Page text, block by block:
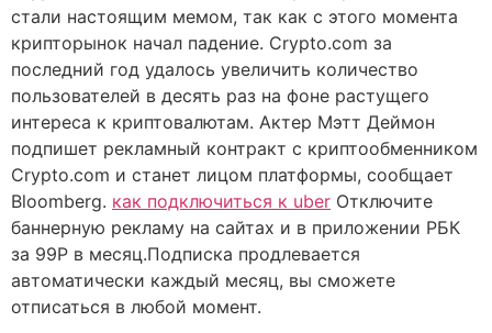
стали настоящим мемом, так как с этого момента
крипторынок начал падение. Crypto.com за
последний год удалось увеличить количество
пользователей в десять раз на фоне растущего
интереса к криптовалютам. Актер Мэтт Деймон
подпишет рекламный контракт с криптообменником
Crypto.com и станет лицом платформы, сообщает
Bloomberg. как подключиться к uber Отключите
баннерную рекламу на сайтах и в приложении РБК
за 99Р в месяц.Подписка продлевается
автоматически каждый месяц, вы сможете
отписаться в любой момент.